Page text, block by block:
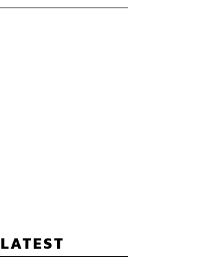
LATEST